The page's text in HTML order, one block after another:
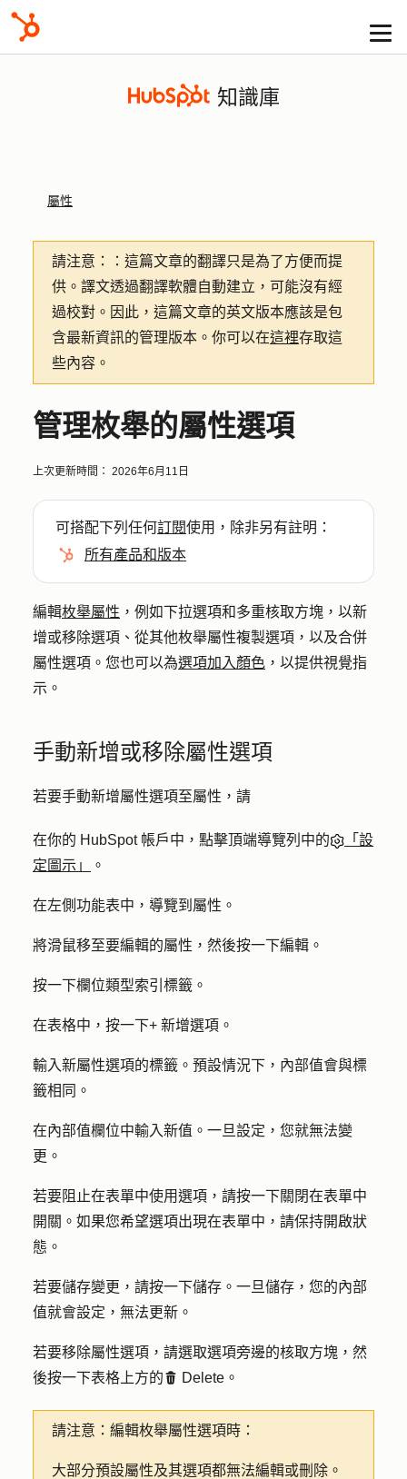
知識庫
屬性
請注意：
：這篇文章的翻譯只是為了方便而提
供。譯文透過翻譯軟體自動建立，可能沒有經
過校對。因此，這篇文章的英文版本應該是包
含最新資訊的管理版本。你可以在這裡存取這
些內容。
管理枚舉的屬性選項
上次更新時間： 2026年6月11日
可搭配下列任何訂閱使用，除非另有註明：
所有產品和版本
編輯枚舉屬性 ，例如下拉選項和多重核取方塊，以新
增或移除選項、從其他枚舉屬性複製選項，以及合併
屬性選項。您也可以為選項加入顏色 ，以提供視覺指
示。
手動新增或移除屬性選項
若要手動新增屬性選項至屬性，請
在你的 HubSpot 帳戶中，點擊頂端導覽列中的
「設
定圖示」
。
在左側功能表中，導覽到 屬性 。
將滑鼠移至要編輯的屬性，然後按一下編輯 。
按一下欄位類型索引標籤。
在表格中，按一下+ 新增選項 。
輸入新屬性選項的標籤 。預設情況下，內部值會與標
籤相同。
在內部值欄位中輸入新值。一旦設定，您就無法變
更。
若要阻止在表單中使用選項，請按一下關閉在表單中
開關。如果您希望選項出現在表單中，請保持開啟狀
態。
若要儲存變更，請按一下儲存 。一旦儲存，您的內部
值就會設定，無法更新。
若要移除屬性選項，請選取選項旁邊的核取方塊 ，然
後按一下表格上方的delete Delete 。
請注意 ：編輯枚舉屬性選項時：
大部分預設屬性及其選項都無法編輯或刪除。